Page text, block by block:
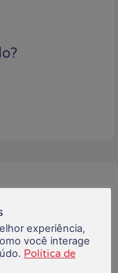
experiência,
você interage
Política de